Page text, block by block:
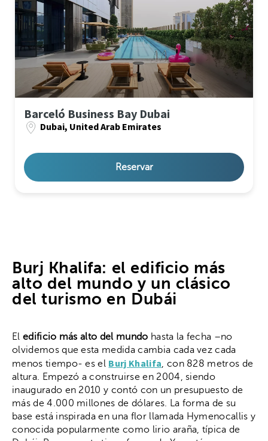
Barceló Business Bay Dubai
Dubai, United Arab Emirates
Reservar
Burj Khalifa: el edificio más
alto del mundo y un clásico
del turismo en Dubái
El edificio más alto del mundo hasta la fecha –no
olvidemos que esta medida cambia cada vez cada
menos tiempo- es el Burj Khalifa, con 828 metros de
altura. Empezó a construirse en 2004, siendo
inaugurado en 2010 y contó con un presupuesto de
más de 4.000 millones de dólares. La forma de su
base está inspirada en una flor llamada Hymenocallis y
conocida popularmente como lirio araña, típica de